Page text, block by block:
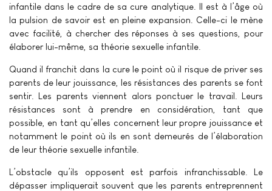
infantile dans le cadre de sa cure analytique. Il est à l’âge où
la pulsion de savoir est en pleine expansion. Celle-ci le mène
avec facilité, à chercher des réponses à ses questions, pour
élaborer lui-même, sa théorie sexuelle infantile.
Quand il franchit dans la cure le point où il risque de priver ses
parents de leur jouissance, les résistances des parents se font
sentir. Les parents viennent alors ponctuer le travail. Leurs
résistances sont à prendre en considération, tant que
possible, en tant qu’elles concernent leur propre jouissance et
notamment le point où ils en sont demeurés de l’élaboration
de leur théorie sexuelle infantile.
L’obstacle qu’ils opposent est parfois infranchissable. Le
dépasser impliquerait souvent que les parents entreprennent